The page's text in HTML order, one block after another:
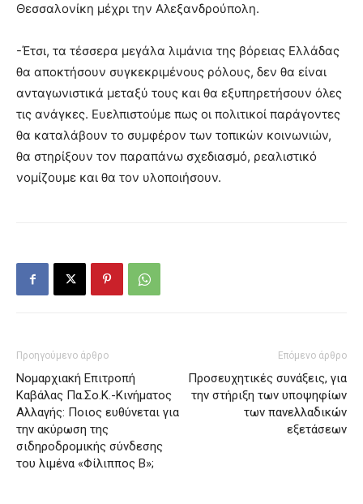
Θεσσαλονίκη μέχρι την Αλεξανδρούπολη.
-Έτσι, τα τέσσερα μεγάλα λιμάνια της βόρειας Ελλάδας
θα αποκτήσουν συγκεκριμένους ρόλους, δεν θα είναι
ανταγωνιστικά μεταξύ τους και θα εξυπηρετήσουν όλες
τις ανάγκες. Ευελπιστούμε πως οι πολιτικοί παράγοντες
θα καταλάβουν το συμφέρον των τοπικών κοινωνιών,
θα στηρίξουν τον παραπάνω σχεδιασμό, ρεαλιστικό
νομίζουμε και θα τον υλοποιήσουν.
Προηγούμενο άρθρο
Νομαρχιακή Επιτροπή
Καβάλας Πα.Σο.Κ.-Κινήματος
Αλλαγής: Ποιος ευθύνεται για
την ακύρωση της
σιδηροδρομικής σύνδεσης
του λιμένα «Φίλιππος Β»;
Επόμενο άρθρο
Προσευχητικές συνάξεις, για
την στήριξη των υποψηφίων
των πανελλαδικών
εξετάσεων